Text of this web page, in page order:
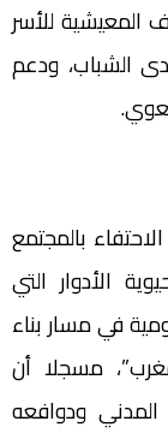
المعيشية للأسر
الشباب، ودعم
بالمجتمع
الأدوار التي
في مسار بناء
مسجلا أن
ودوافعه